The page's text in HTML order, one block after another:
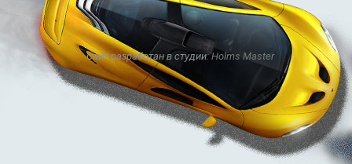
Сайт разработан в студии:Holms Master